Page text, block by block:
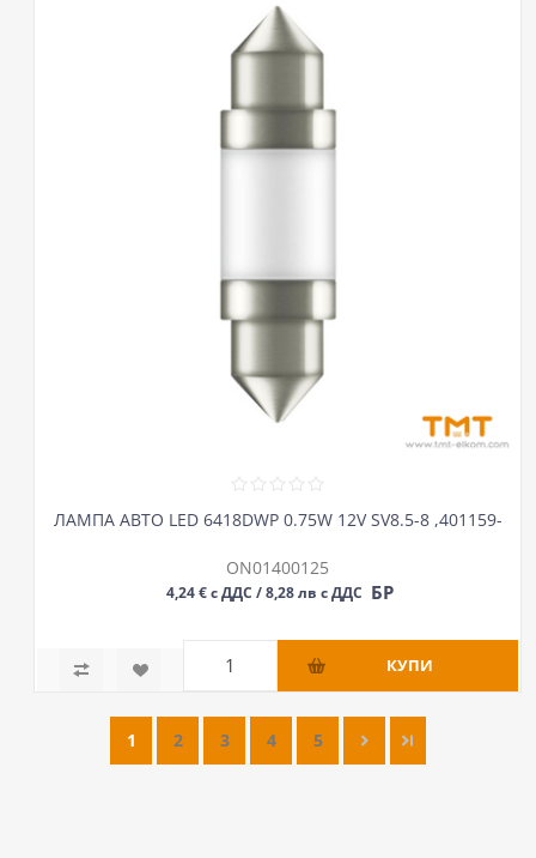
ЛАМПА АВТО LED 6418DWP 0.75W 12V SV8.5-8 ,401159-
ON01400125
4,24 € с ДДС / 8,28 лв с ДДС БР
1 2 3 4 5